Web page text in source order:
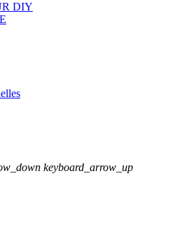
DIY
keyboard_arrow_up